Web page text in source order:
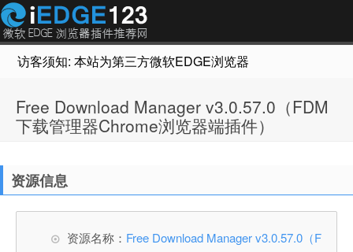
访客须知: 本站为第三方微软EDGE浏览器插件推荐网站，
Free Download Manager v3.0.57.0（FDM
下载管理器Chrome浏览器端插件）
资源信息
资源名称： Free Download Manager v3.0.57.0（F